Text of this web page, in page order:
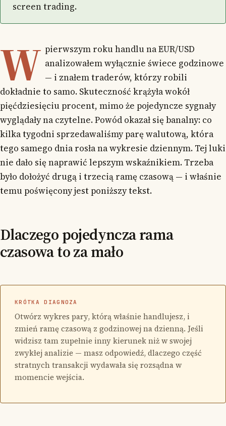
screen trading.
W pierwszym roku handlu na EUR/USD
analizowałem wyłącznie świece godzinowe
— i znałem traderów, którzy robili
dokładnie to samo. Skuteczność krążyła wokół
pięćdziesięciu procent, mimo że pojedyncze sygnały
wyglądały na czytelne. Powód okazał się banalny: co
kilka tygodni sprzedawaliśmy parę walutową, która
tego samego dnia rosła na wykresie dziennym. Tej luki
nie dało się naprawić lepszym wskaźnikiem. Trzeba
było dołożyć drugą i trzecią ramę czasową — i właśnie
temu poświęcony jest poniższy tekst.
Dlaczego pojedyncza rama
czasowa to za mało
KRÓTKA DIAGNOZA
Otwórz wykres pary, którą właśnie handlujesz, i
zmień ramę czasową z godzinowej na dzienną. Jeśli
widzisz tam zupełnie inny kierunek niż w swojej
zwykłej analizie — masz odpowiedź, dlaczego część
stratnych transakcji wydawała się rozsądna w
momencie wejścia.